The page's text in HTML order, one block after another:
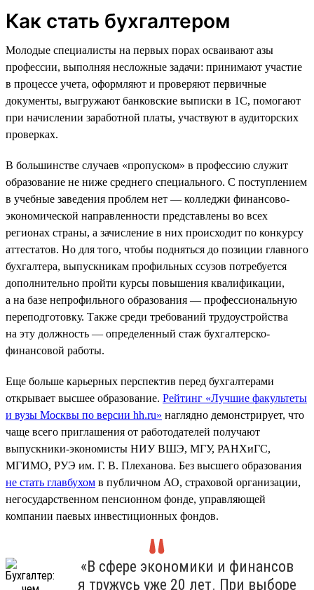
Как стать бухгалтером
Молодые специалисты на первых порах осваивают азы
профессии, выполняя несложные задачи: принимают участие
в процессе учета, оформляют и проверяют первичные
документы, выгружают банковские выписки в 1С, помогают
при начислении заработной платы, участвуют в аудиторских
проверках.
В большинстве случаев «пропуском» в профессию служит
образование не ниже среднего специального. С поступлением
в учебные заведения проблем нет — колледжи финансово-
экономической направленности представлены во всех
регионах страны, а зачисление в них происходит по конкурсу
аттестатов. Но для того, чтобы подняться до позиции главного
бухгалтера, выпускникам профильных ссузов потребуется
дополнительно пройти курсы повышения квалификации,
а на базе непрофильного образования — профессиональную
переподготовку. Также среди требований трудоустройства
на эту должность — определенный стаж бухгалтерско-
финансовой работы.
Еще больше карьерных перспектив перед бухгалтерами
открывает высшее образование. Рейтинг «Лучшие факультеты
и вузы Москвы по версии hh.ru» наглядно демонстрирует, что
чаще всего приглашения от работодателей получают
выпускники-экономисты НИУ ВШЭ, МГУ, РАНХиГС,
МГИМО, РУЭ им. Г. В. Плеханова. Без высшего образования
не стать главбухом в публичном АО, страховой организации,
негосударственном пенсионном фонде, управляющей
компании паевых инвестиционных фондов.
«В сфере экономики и финансов
я тружусь уже 20 лет. При выборе